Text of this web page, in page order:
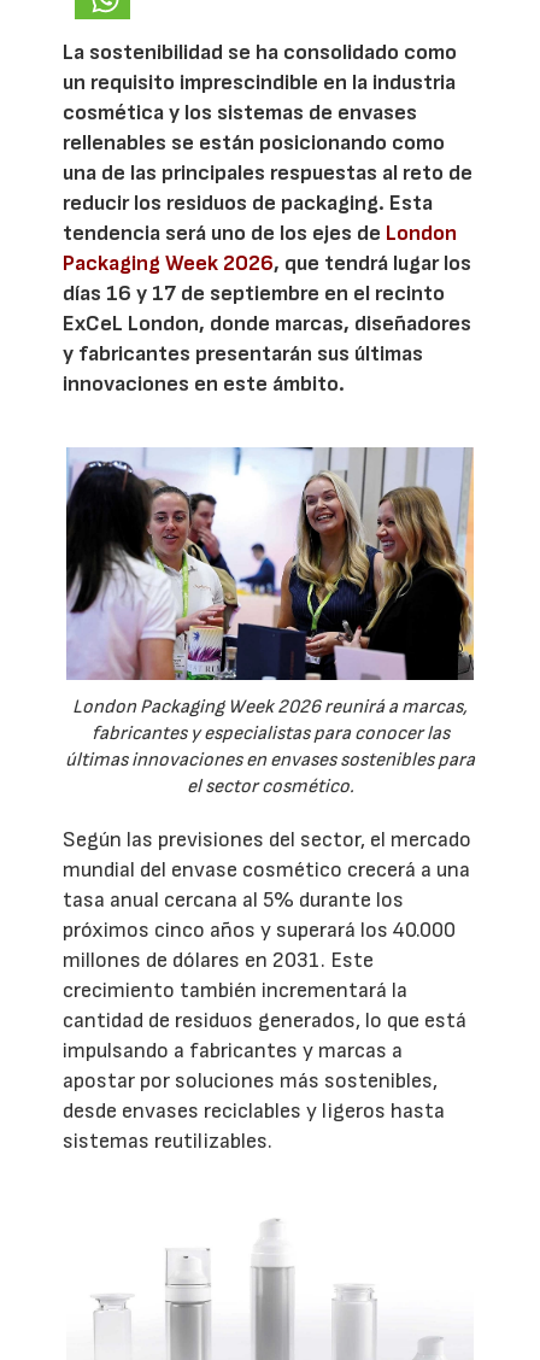
La sostenibilidad se ha consolidado como
un requisito imprescindible en la industria
cosmética y los sistemas de envases
rellenables se están posicionando como
una de las principales respuestas al reto de
reducir los residuos de packaging. Esta
tendencia será uno de los ejes de London
Packaging Week 2026, que tendrá lugar los
días 16 y 17 de septiembre en el recinto
ExCeL London, donde marcas, diseñadores
y fabricantes presentarán sus últimas
innovaciones en este ámbito.
London Packaging Week 2026 reunirá a marcas,
fabricantes y especialistas para conocer las
últimas innovaciones en envases sostenibles para
el sector cosmético.
Según las previsiones del sector, el mercado
mundial del envase cosmético crecerá a una
tasa anual cercana al 5% durante los
próximos cinco años y superará los 40.000
millones de dólares en 2031. Este
crecimiento también incrementará la
cantidad de residuos generados, lo que está
impulsando a fabricantes y marcas a
apostar por soluciones más sostenibles,
desde envases reciclables y ligeros hasta
sistemas reutilizables.